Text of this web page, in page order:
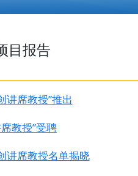
目报告
讲席教授”推出
教授”受聘
讲席教授名单揭晓